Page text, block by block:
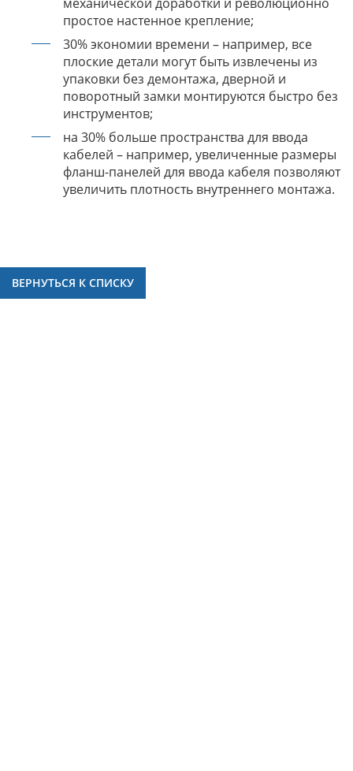
простое настенное крепление;
30% экономии времени – например, все
плоские детали могут быть извлечены из
упаковки без демонтажа, дверной и
поворотный замки монтируются быстро без
инструментов;
на 30% больше пространства для ввода
кабелей – например, увеличенные размеры
фланш-панелей для ввода кабеля позволяют
увеличить плотность внутреннего монтажа.
ВЕРНУТЬСЯ К СПИСКУ